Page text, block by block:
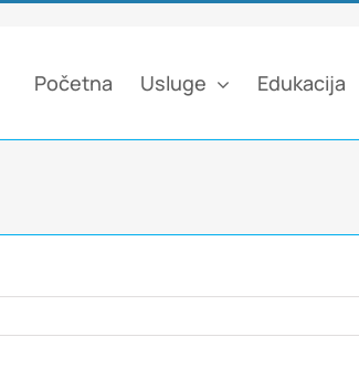
Početna Usluge Edukacija